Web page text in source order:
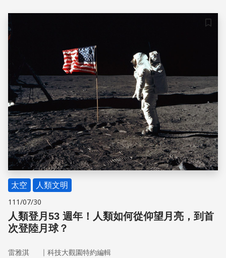
儲存
太空 人類文明
111/07/30
人類登月53 週年！人類如何從仰望月亮，到首
次登陸月球？
雷雅淇 ｜ 科技大觀園特約編輯